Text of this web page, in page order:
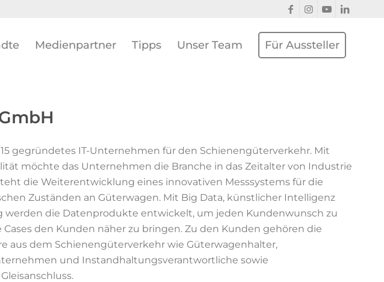
Medienpartner Tipps Unser Team Für Aussteller
gegründetes IT-Unternehmen für den Schienengüterverkehr. Mit
möchte das Unternehmen die Branche in das Zeitalter von Industrie
die Weiterentwicklung eines innovativen Messsystems für die
Zuständen an Güterwagen. Mit Big Data, künstlicher Intelligenz
werden die Datenprodukte entwickelt, um jeden Kundenwunsch zu
den Kunden näher zu bringen. Zu den Kunden gehören die
aus dem Schienengüterverkehr wie Güterwagenhalter,
und Instandhaltungsverantwortliche sowie